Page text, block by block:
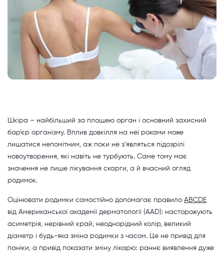
Шкіра – найбільший за площею орган і основний захисний
бар’єр організму. Вплив довкілля на неї роками може
лишатися непомітним, аж поки не з’являться підозрілі
новоутворення, які навіть не турбують. Саме тому має
значення не лише лікування скарги, а й вчасний огляд
родимок.
Оцінювати родимки самостійно допомагає правило ABCDE
від Американської академії дерматології (AAD): насторожують
асиметрія, нерівний край, неоднорідний колір, великий
діаметр і будь-яка зміна родимки з часом. Це не привід для
паніки, а привід показати зміну лікарю: раннє виявлення дуже